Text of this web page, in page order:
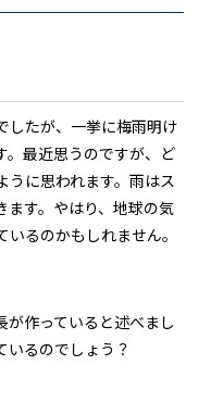
したが、一挙に梅雨明け
。最近思うのですが、ど
うに思われます。雨はス
ます。やはり、地球の気
るのかもしれません。
が作っていると述べまし
いるのでしょう？